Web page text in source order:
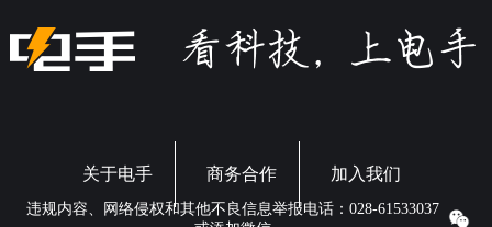
关于电手 商务合作 加入我们
违规内容、网络侵权和其他不良信息举报电话：028-61533037